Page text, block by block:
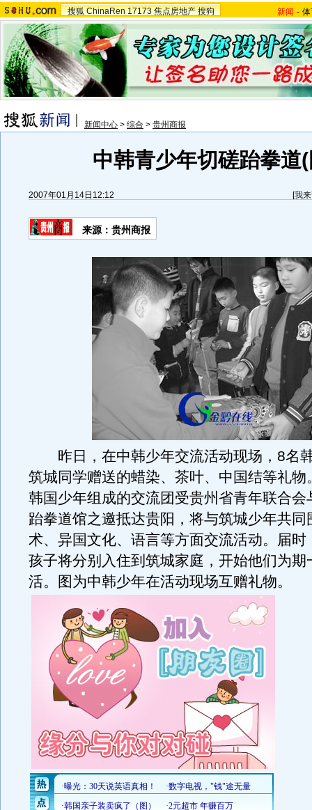
搜狐 ChinaRen 17173 焦点房地产 搜狗 新闻 -
新闻中心 > 综合 > 贵州商报
中韩青少年切磋跆拳道
2007年01月14日12:12 [我
来源：贵州商报
昨日，在中韩少年交流活动现场，8名
筑城同学赠送的蜡染、茶叶、中国结等礼物
韩国少年组成的交流团受贵州省青年联合会
跆拳道馆之邀抵达贵阳，将与筑城少年共同
术、异国文化、语言等方面交流活动。届时
孩子将分别入住到筑城家庭，开始他们为期
活。图为中韩少年在活动现场互赠礼物。